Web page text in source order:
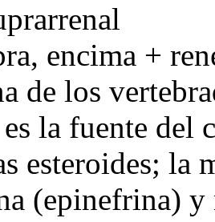
encima +
de los
la fuente del
esteroides; la
(epinefrina)